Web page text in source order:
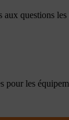
questions
pour les